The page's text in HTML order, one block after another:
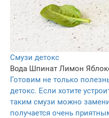
Смузи детокс
Вода Шпинат Лимон
Готовим не только
детокс. Если хотите
таким смузи можно
получается очень